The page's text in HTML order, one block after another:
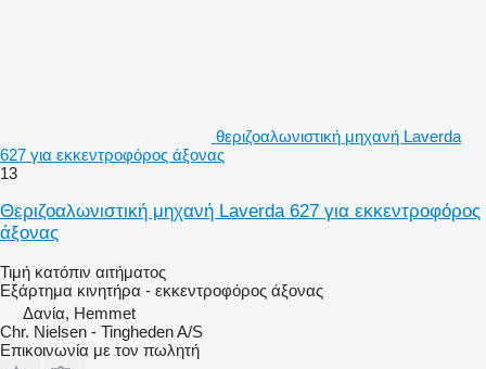
θεριζοαλωνιστική μηχανή Laverda
627 για εκκεντροφόρος άξονας
13
Θεριζοαλωνιστική μηχανή Laverda 627 για εκκεντροφόρος
άξονας
Τιμή κατόπιν αιτήματος
Εξάρτημα κινητήρα - εκκεντροφόρος άξονας
Δανία, Hemmet
Chr. Nielsen - Tingheden A/S
Επικοινωνία με τον πωλητή